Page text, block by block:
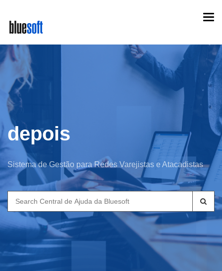
main
content
depois
Sistema de Gestão para Redes Varejistas e Atacadistas
Search
for: